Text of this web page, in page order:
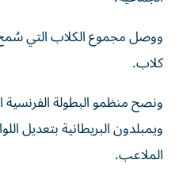
كلاب.
ونصح منظمو البطولة
ويمبلدون البريطانية بتعديل
الملاعب.